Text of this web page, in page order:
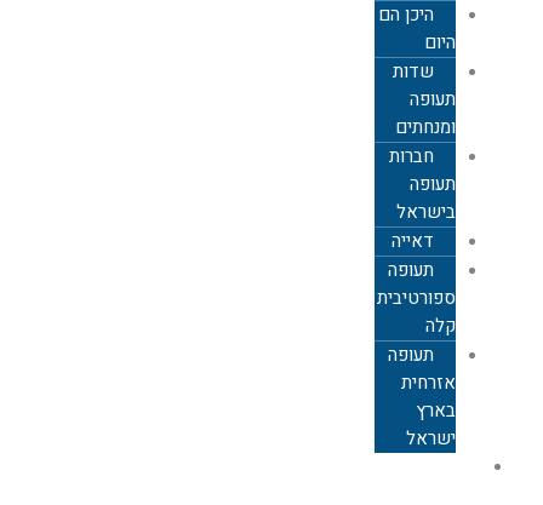
היכן הם
היום
שדות
תעופה
ומנחתים
חברות
תעופה
בישראל
דאייה
תעופה
ספורטיבית
קלה
תעופה
אזרחית
בארץ
ישראל